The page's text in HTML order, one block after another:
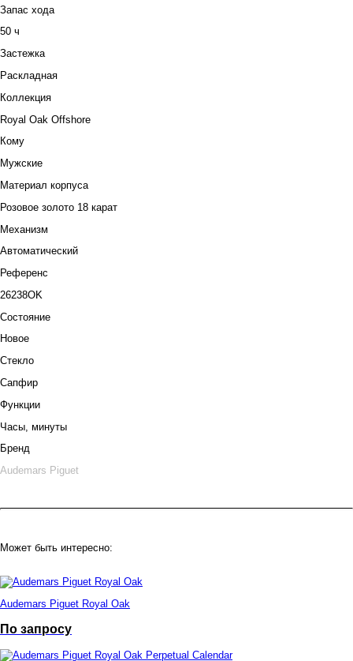
Запас хода
50 ч
Застежка
Раскладная
Коллекция
Royal Oak Offshore
Кому
Мужские
Материал корпуса
Розовое золото 18 карат
Механизм
Автоматический
Референс
26238OK
Состояние
Новое
Стекло
Сапфир
Функции
Часы, минуты
Бренд
Audemars Piguet
Может быть интересно:
Audemars Piguet Royal Oak
По запросу